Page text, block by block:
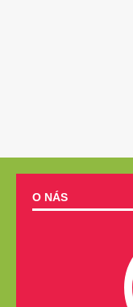
O NÁS